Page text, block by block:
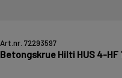
Art.nr. 72293597
Betongskrue Hilti HUS 4-HF